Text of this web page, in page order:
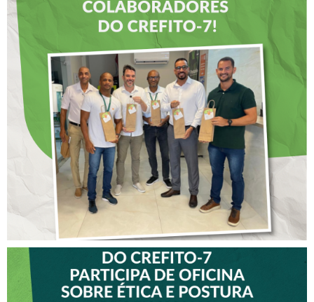
DIA DOS PAIS É
ANTECIPADO PARA
COLABORADORES DO
CREFITO-7